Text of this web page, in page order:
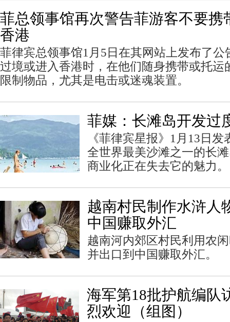
菲总领事馆再次警告菲游客不要携
香港
菲律宾总领事馆1月5日在其网站上发布了公
过境或进入香港时，在他们随身携带或托运
限制物品，尤其是电击或迷魂装置。
菲媒：长滩岛开发过
《菲律宾星报》1月13日
全世界最美沙滩之一的长
商业化正在失去它的魅力。
越南村民制作水浒人
中国赚取外汇
越南河内郊区村民利用农
并出口到中国赚取外汇。
海军第18批护航编队
烈欢迎（组图）